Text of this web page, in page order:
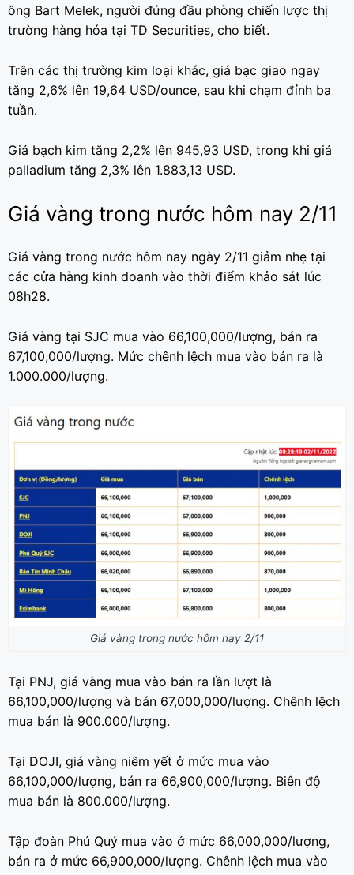
ông Bart Melek, người đứng đầu phòng chiến lược thị
trường hàng hóa tại TD Securities, cho biết.
Trên các thị trường kim loại khác, giá bạc giao ngay
tăng 2,6% lên 19,64 USD/ounce, sau khi chạm đỉnh ba
tuần.
Giá bạch kim tăng 2,2% lên 945,93 USD, trong khi giá
palladium tăng 2,3% lên 1.883,13 USD.
Giá vàng trong nước hôm nay 2/11
Giá vàng trong nước hôm nay ngày 2/11 giảm nhẹ tại
các cửa hàng kinh doanh vào thời điểm khảo sát lúc
08h28.
Giá vàng tại SJC mua vào 66,100,000/lượng, bán ra
67,100,000/lượng. Mức chênh lệch mua vào bán ra là
1.000.000/lượng.
Giá vàng trong nước hôm nay 2/11
Tại PNJ, giá vàng mua vào bán ra lần lượt là
66,100,000/lượng và bán 67,000,000/lượng. Chênh lệch
mua bán là 900.000/lượng.
Tại DOJI, giá vàng niêm yết ở mức mua vào
66,100,000/lượng, bán ra 66,900,000/lượng. Biên độ
mua bán là 800.000/lượng.
Tập đoàn Phú Quý mua vào ở mức 66,000,000/lượng,
bán ra ở mức 66,900,000/lượng. Chênh lệch mua vào